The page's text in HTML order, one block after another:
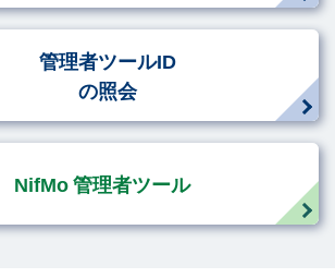
管理者ツールID
の照会
NifMo 管理者ツール